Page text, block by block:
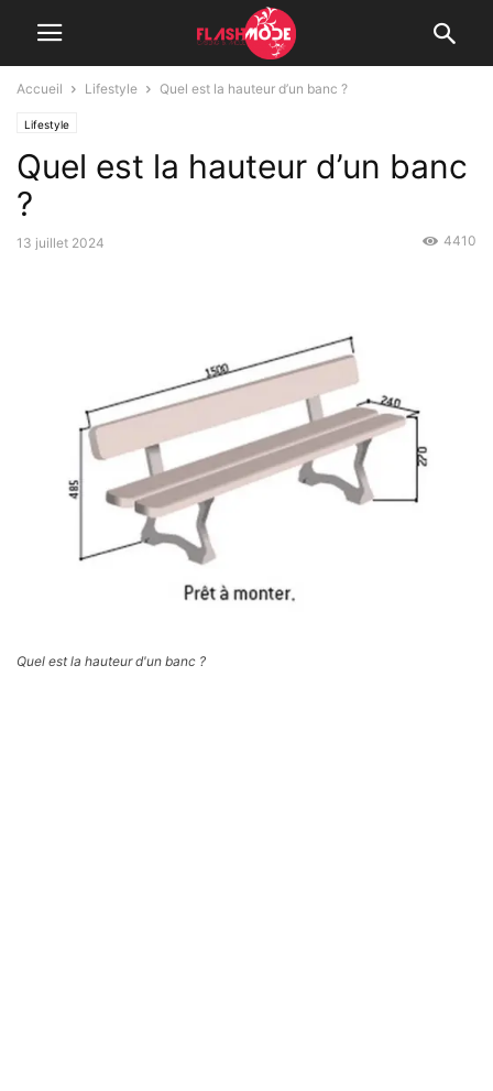
Accueil Lifestyle Quel est la hauteur d’un banc ?
Lifestyle
Quel est la hauteur d’un banc
?
13 juillet 2024 4410
Quel est la hauteur d'un banc ?